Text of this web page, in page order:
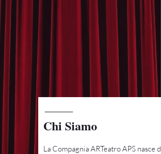
Chi Siamo
La Compagnia ARTeatro APS nasce